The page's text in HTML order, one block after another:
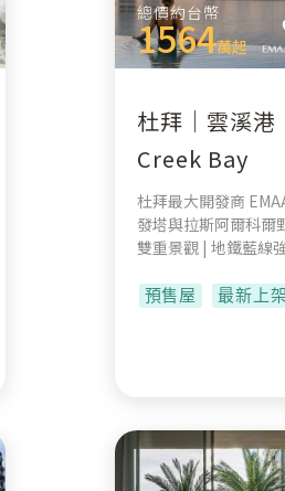
總價約台幣
1564萬起
杜拜｜雲溪港
Creek Bay
杜拜最大開發商 EMAAR
發塔與拉斯阿爾科爾
雙重景觀 | 地
預售屋 最新上架